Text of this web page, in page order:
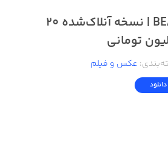
BEAT | نسخه آنلاک‌شده ۲۰
تومانی
: عکس و فیلم
دانلود